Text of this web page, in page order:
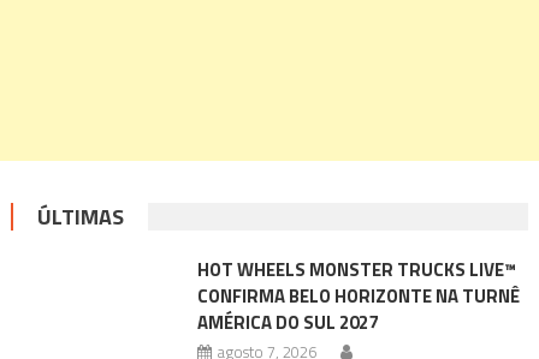
ÚLTIMAS
HOT WHEELS MONSTER TRUCKS LIVE™
CONFIRMA BELO HORIZONTE NA TURNÊ
AMÉRICA DO SUL 2027
agosto 7, 2026